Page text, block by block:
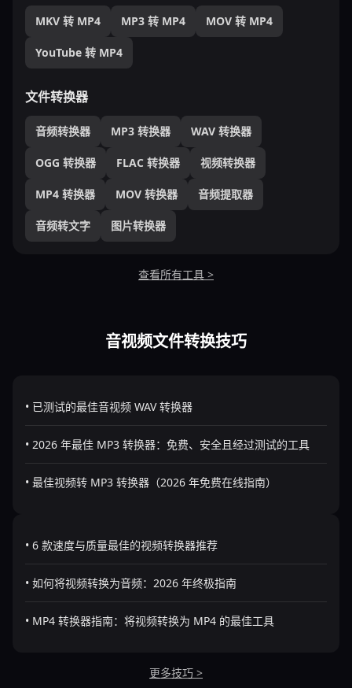
MKV 转 MP4 MP3 转 MP4 MOV 转 MP4
YouTube 转 MP4
文件转换器
音频转换器 MP3 转换器 WAV 转换器
OGG 转换器 FLAC 转换器 视频转换器
MP4 转换器 MOV 转换器 音频提取器
音频转文字 图片转换器
查看所有工具 >
音视频文件转换技巧
• 已测试的最佳音视频 WAV 转换器
• 2026 年最佳 MP3 转换器：免费、安全且经过测试的工具
• 最佳视频转 MP3 转换器（2026 年免费在线指南）
• 6 款速度与质量最佳的视频转换器推荐
• 如何将视频转换为音频：2026 年终极指南
• MP4 转换器指南：将视频转换为 MP4 的最佳工具
更多技巧 >